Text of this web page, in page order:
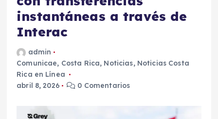
instantáneas a través de
Interac
admin
Comunicae, Costa Rica, Noticias, Noticias Costa
Rica en Línea
abril 8, 2026
0 Comentarios